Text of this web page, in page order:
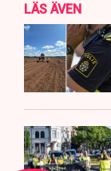
LÄS ÄVEN